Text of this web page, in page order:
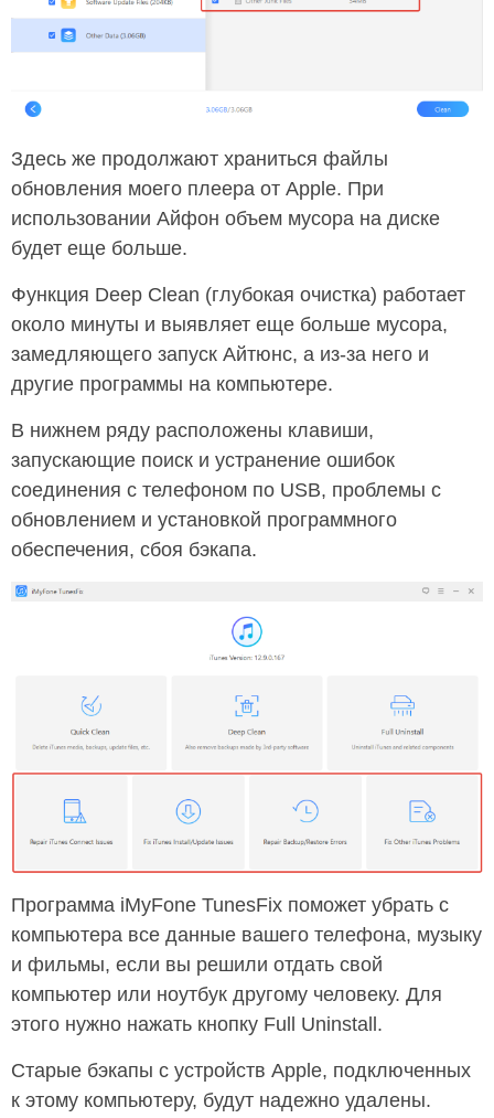
Здесь же продолжают храниться файлы
обновления моего плеера от Apple. При
использовании Айфон объем мусора на диске
будет еще больше.
Функция Deep Clean (глубокая очистка) работает
около минуты и выявляет еще больше мусора,
замедляющего запуск Айтюнс, а из-за него и
другие программы на компьютере.
В нижнем ряду расположены клавиши,
запускающие поиск и устранение ошибок
соединения с телефоном по USB, проблемы с
обновлением и установкой программного
обеспечения, сбоя бэкапа.
Программа iMyFone TunesFix поможет убрать с
компьютера все данные вашего телефона, музыку
и фильмы, если вы решили отдать свой
компьютер или ноутбук другому человеку. Для
этого нужно нажать кнопку Full Uninstall.
Старые бэкапы с устройств Apple, подключенных
к этому компьютеру, будут надежно удалены.